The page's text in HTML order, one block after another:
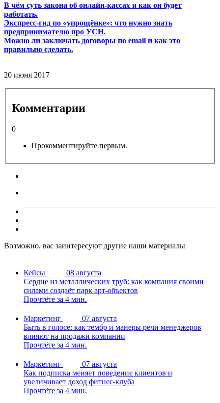
В чём суть закона об онлайн-кассах и как он будет
работать.
Экспресс-гид по «упрощёнке»: что нужно знать
предпринимателю про УСН.
Можно ли заключать договоры по email и как это
правильно сделать.
20 июня 2017
Комментарии
0
Прокомментируйте первым.
Возможно, вас заинтересуют другие наши материалы
Кейсы
08 августа
Сердце из металлических труб: как компания своими
силами создаёт парк арт-объектов
Прочтёте за 4 мин.
Маркетинг
07 августа
Быть в голосе: как тембр и манеры речи менеджеров
влияют на продажи компании
Прочтёте за 4 мин.
Маркетинг
07 августа
Как подписка меняет поведение клиентов и
увеличивает доход фитнес-клуба
Прочтёте за 4 мин.